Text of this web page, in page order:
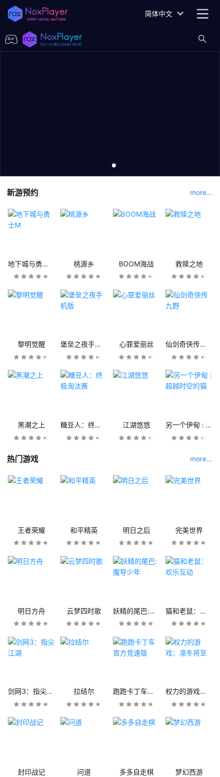
简体中文
新游预约 more...
地下城与勇士M 桃源乡 BOOM海战 救赎之地
黎明觉醒 堡垒之夜手机版 心罪爱丽丝 仙剑奇侠传九野
黑潮之上 糖豆人：终极淘汰赛 江湖悠悠 另一个伊甸 : 超越时空的猫
热门游戏 more...
王者荣耀 和平精英 明日之后 完美世界
明日方舟 云梦四时歌 妖精的尾巴:魔导少年 猫和老鼠：欢乐互动
剑网3：指尖江湖 拉结尔 跑跑卡丁车官方竞速版 权力的游戏：凛冬将至
封印战记 问道 多多自走棋 梦幻西游